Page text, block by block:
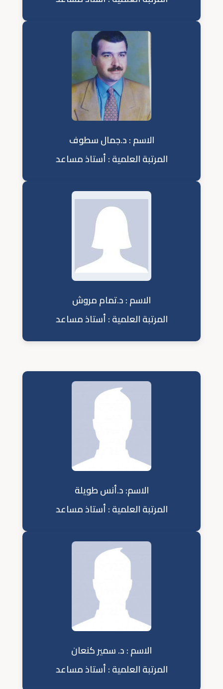
الاسم : د.جمال سطوف
المرتبة العلمية : أستاذ مساعد
الاسم : د.تمام مروش
المرتبة العلمية : أستاذ مساعد
الاسم: د.أنس طويلة
المرتبة العلمية : أستاذ مساعد
الاسم : د. سمير كنعان
المرتبة العلمية : أستاذ مساعد